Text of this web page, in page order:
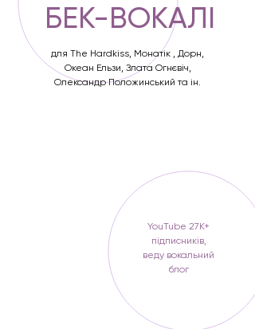
БЕК-ВОКАЛІ
для The Hardkiss, Монатік , Дорн,
Океан Ельзи, Злата Огнєвіч,
Олександр Положинський та ін.
YouTube 27К+
підписників,
веду вокальний
блог